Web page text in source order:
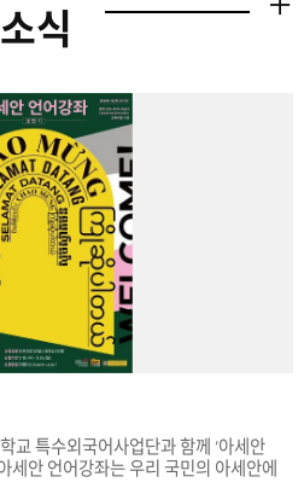
식
교 특수외국어사업단과 함께 ‘아세안
세안 언어강좌는 우리 국민의 아세안에
더보기